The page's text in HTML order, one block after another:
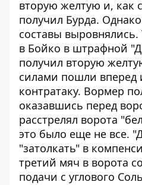
вторую желтую и, как
получил Бурда.
составы выровнялись.
в Бойко в штрафной
получил вторую
силами пошли вперед
контратаку. Вормер
оказавшись перед
расстрелял ворота
это было еще не все.
"затолкать" в
третий мяч в ворота
подачи с углового